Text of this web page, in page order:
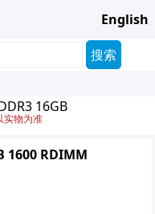
English
实物为准
1600 RDIMM